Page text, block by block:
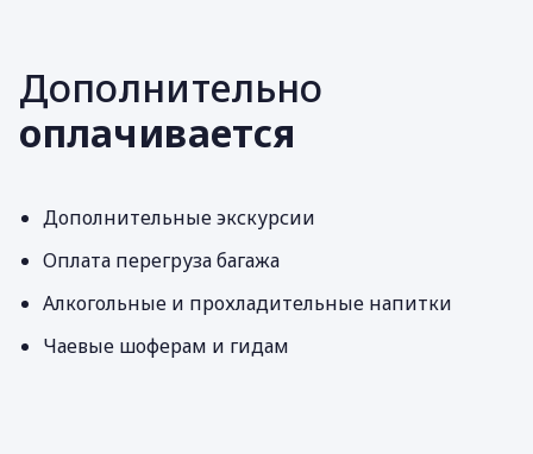
Дополнительно
оплачивается
Дополнительные экскурсии
Оплата перегруза багажа
Алкогольные и прохладительные напитки
Чаевые шоферам и гидам